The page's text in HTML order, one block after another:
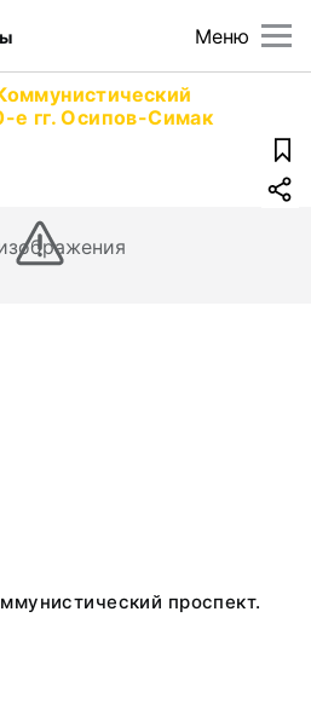
Меню
е гг. Осипов-Симак
проспект.